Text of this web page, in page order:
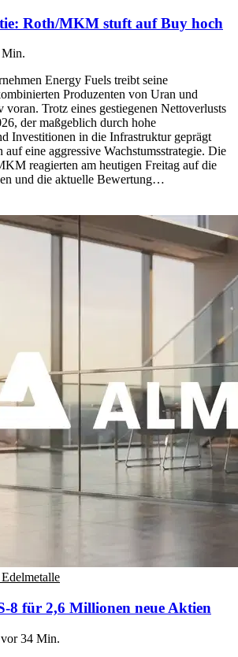
Roth/MKM stuft auf Buy hoch
Energy Fuels treibt seine
Produzenten von Uran und
voran. Trotz eines gestiegenen Nettoverlusts
der maßgeblich durch hohe
Investitionen in die Infrastruktur geprägt
auf eine aggressive Wachstumsstrategie. Die
reagierten am heutigen Freitag auf die
und die aktuelle Bewertung…
8 für 2,6 Millionen neue Aktien
vor 34 Min.